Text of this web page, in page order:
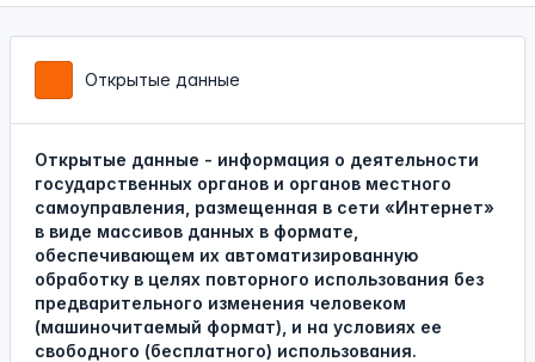
Открытые данные
Открытые данные - информация о деятельности
государственных органов и органов местного
самоуправления, размещенная в сети «Интернет»
в виде массивов данных в формате,
обеспечивающем их автоматизированную
обработку в целях повторного использования без
предварительного изменения человеком
(машиночитаемый формат), и на условиях ее
свободного (бесплатного) использования.